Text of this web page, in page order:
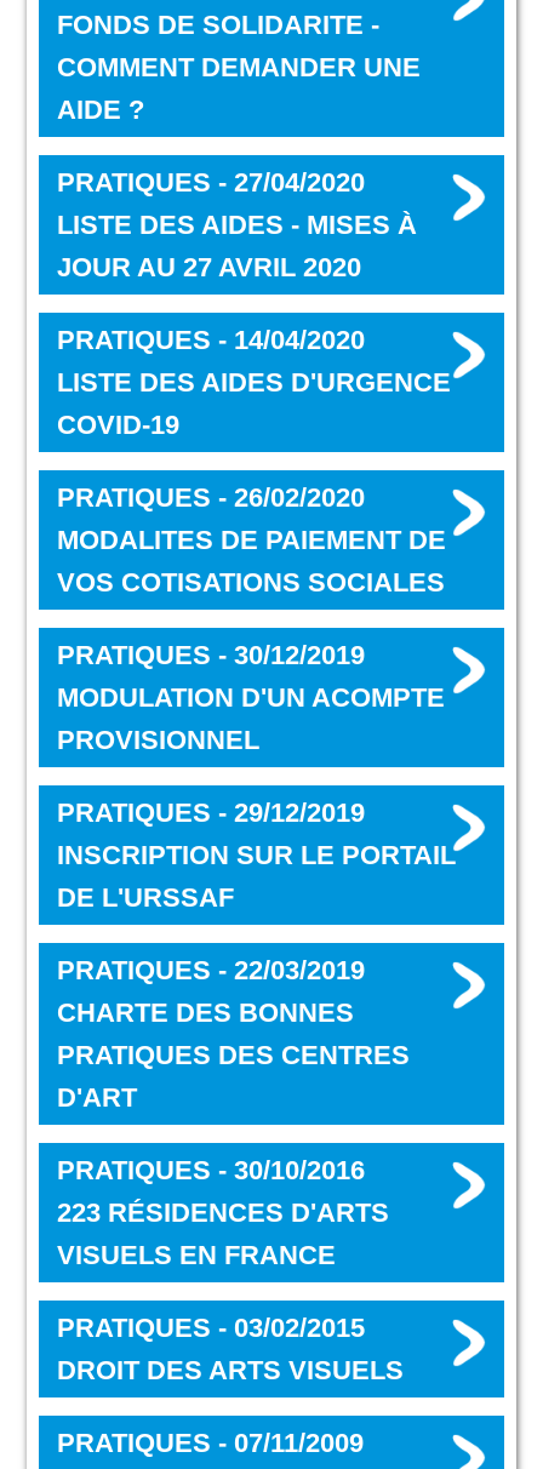
FONDS DE SOLIDARITE -
COMMENT DEMANDER UNE
AIDE ?
PRATIQUES - 27/04/2020
LISTE DES AIDES - MISES À
JOUR AU 27 AVRIL 2020
PRATIQUES - 14/04/2020
LISTE DES AIDES D'URGENCE
COVID-19
PRATIQUES - 26/02/2020
MODALITES DE PAIEMENT DE
VOS COTISATIONS SOCIALES
PRATIQUES - 30/12/2019
MODULATION D'UN ACOMPTE
PROVISIONNEL
PRATIQUES - 29/12/2019
INSCRIPTION SUR LE PORTAIL
DE L'URSSAF
PRATIQUES - 22/03/2019
CHARTE DES BONNES
PRATIQUES DES CENTRES
D'ART
PRATIQUES - 30/10/2016
223 RÉSIDENCES D'ARTS
VISUELS EN FRANCE
PRATIQUES - 03/02/2015
DROIT DES ARTS VISUELS
PRATIQUES - 07/11/2009